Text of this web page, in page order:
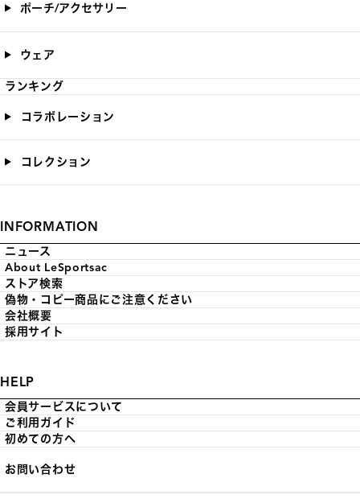
ポーチ/アクセサリー
ウェア
ランキング
コラボレーション
コレクション
INFORMATION
ニュース
About LeSportsac
ストア検索
偽物・コピー商品にご注意ください
会社概要
採用サイト
HELP
会員サービスについて
ご利用ガイド
初めての方へ
お問い合わせ